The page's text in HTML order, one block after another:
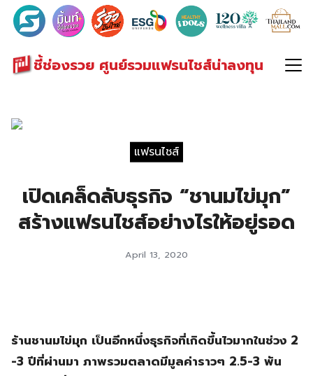
ชี้ช่องรวย ศูนย์รวมแฟรนไชส์น่าลงทุน
Search
for:
แฟรนไชส์
เปิดเคล็ดลับธุรกิจ “ชานมไข่มุก”
สร้างแฟรนไชส์อย่างไรให้อยู่รอด
April 13, 2020
ร้านชานมไข่มุก เป็นอีกหนึ่งธุรกิจที่เกิดขึ้นไวมากในช่วง 2
-3 ปีที่ผ่านมา ภาพรวมตลาดมีมูลค่าราวๆ 2.5-3 พัน